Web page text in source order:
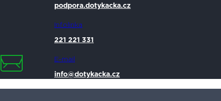
podpora.dotykacka.cz
Infolinka
221 221 331
E-mail
info@dotykacka.cz